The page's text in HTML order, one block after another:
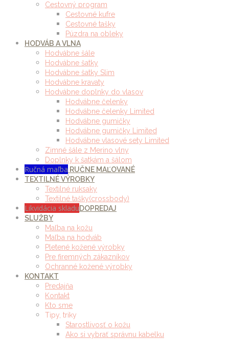
Cestovný program
Cestovné kufre
Cestovné tašky
Púzdra na obleky
HODVÁB A VLNA
Hodvábne šále
Hodvábne šatky
Hodvábne šatky Slim
Hodvábne kravaty
Hodvábne doplnky do vlasov
Hodvábne čelenky
Hodvábne čelenky Limited
Hodvábne gumičky
Hodvábne gumičky Limited
Hodvábne vlasové sety Limited
Zimné šále z Merino vlny
Doplnky k šatkám a šálom
Ručná maľba RUČNE MAĽOVANÉ
TEXTILNÉ VÝROBKY
Textilné ruksaky
Textilné tašky(crossbody)
Likvidácia skladuDOPREDAJ
SLUŽBY
Maľba na kožu
Maľba na hodváb
Pletené kožené výrobky
Pre firemných zákazníkov
Ochranné kožené výrobky
KONTAKT
Predajňa
Kontakt
Kto sme
Tipy, triky
Starostlivosť o kožu
Ako si vybrať správnu kabelku